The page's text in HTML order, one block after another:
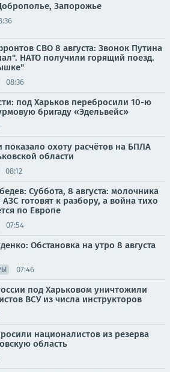
Запорожье
СВО 8 августа: Звонок Путина
НАТО получили горящий поезд.
08:36
под Харьков перебросили 10-ю
бригаду «Эдельвейс»
охоту расчётов на БПЛА
области
08:12
Суббота, 8 августа: молочника
готовят к разбору, а война тихо
по Европе
07:54
Обстановка на утро 8 августа
07:46
под Харьковом уничтожили
ВСУ из числа инструкторов
националистов из резерва
область